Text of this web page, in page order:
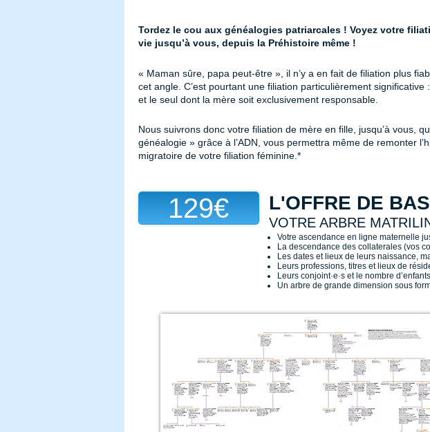
Tordez le cou aux généalogies patriarcales ! Voyez votre
vie jusqu’à vous, depuis la Préhistoire même !
« Maman sûre, papa peut-être », il n’y a en fait de filiation plus
cet angle. C’est pourtant une filiation particulièrement
et le seul dont la mère soit exclusivement responsable.
Nous suivrons donc votre filiation de mère en fille, jusqu’à vous,
généalogie » grâce à l’ADN, vous permettra même de remonter
migratoire de votre filiation féminine. *
129€ L'OFFRE DE
VOTRE ARBRE
Votre ascendance en ligne maternelle
La descendance des collaterales (vos
Les dates et lieux de leurs naissance,
Leurs professions, titres et lieux de
Leurs conjoint·e·s et le nombre
Un arbre de grande dimension sous